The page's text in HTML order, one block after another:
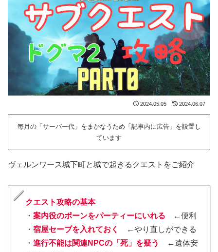
2024.05.05 2024.06.07
毎月の「サーバー代」をまかなうため「記事内に広告」を設置し
ています
ヴェルンワース城下町と城で起きるクエストをご紹介
クエスト攻略の基本
・ 案内役のポーンをパーティーにいれる ←便利
・ 宿屋セーブを入れておく
←やり直しができる
・ 進行不能は関連NPCの「死」を疑う
←遺体安